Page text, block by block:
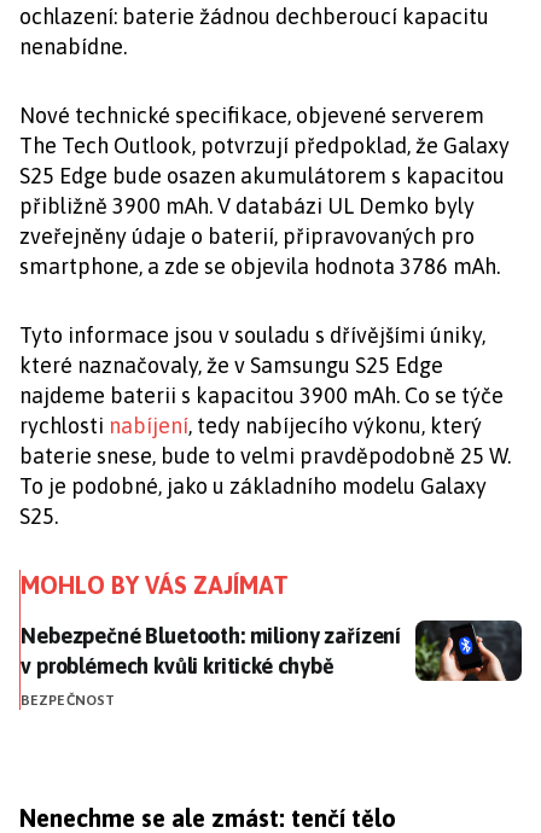
ochlazení: baterie žádnou dechberoucí kapacitu
nenabídne.
Nové technické specifikace, objevené serverem
The Tech Outlook, potvrzují předpoklad, že Galaxy
S25 Edge bude osazen akumulátorem s kapacitou
přibližně 3900 mAh. V databázi UL Demko byly
zveřejněny údaje o baterií, připravovaných pro
smartphone, a zde se objevila hodnota 3786 mAh.
Tyto informace jsou v souladu s dřívějšími úniky,
které naznačovaly, že v Samsungu S25 Edge
najdeme baterii s kapacitou 3900 mAh. Co se týče
rychlosti nabíjení, tedy nabíjecího výkonu, který
baterie snese, bude to velmi pravděpodobně 25 W.
To je podobné, jako u základního modelu Galaxy
S25.
MOHLO BY VÁS ZAJÍMAT
Nebezpečné Bluetooth: miliony zařízení v
Nebezpečné Bluetooth: miliony zařízení
v problémech kvůli kritické chybě
BEZPEČNOST
Nenechme se ale zmást: tenčí tělo